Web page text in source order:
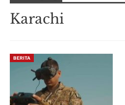
Karachi
BERITA